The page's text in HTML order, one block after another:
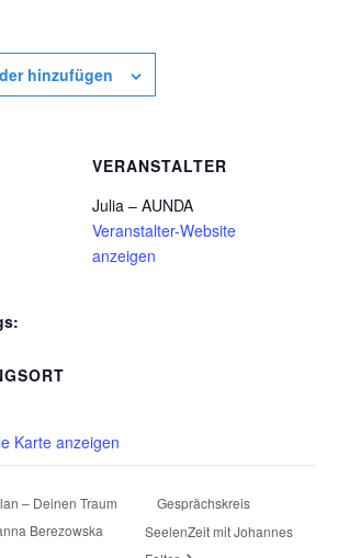
hinzufügen
Karte anzeigen
VERANSTALTER
Julia – AUNDA
Veranstalter-Website
anzeigen
– Deinen Traum
Berezowska
Gesprächskreis
SeelenZeit mit Johannes